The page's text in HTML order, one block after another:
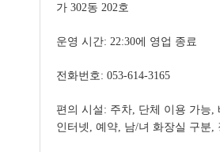
가 302동 202호
운영 시간: 22:30에 영업 종료
전화번호: 053-614-3165
편의 시설: 주차, 단체 이용 가능,
인터넷, 예약, 남/녀 화장실 구분,